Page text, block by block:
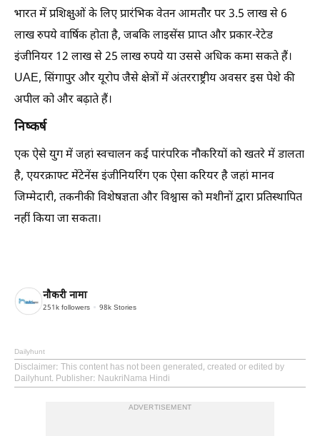
भारत में प्रशिक्षुओं के लिए प्रारंभिक वेतन आमतौर पर 3.5 लाख से 6
लाख रुपये वार्षिक होता है, जबकि लाइसेंस प्राप्त और प्रकार-रेटेड
इंजीनियर 12 लाख से 25 लाख रुपये या उससे अधिक कमा सकते हैं।
UAE, सिंगापुर और यूरोप जैसे क्षेत्रों में अंतरराष्ट्रीय अवसर इस पेशे की
अपील को और बढ़ाते हैं।
निष्कर्ष
एक ऐसे युग में जहां स्वचालन कई पारंपरिक नौकरियों को खतरे में डालता
है, एयरक्राफ्ट मेंटेनेंस इंजीनियरिंग एक ऐसा करियर है जहां मानव
जिम्मेदारी, तकनीकी विशेषज्ञता और विश्वास को मशीनों द्वारा प्रतिस्थापित
नहीं किया जा सकता।
नौकरी नामा
251k followers 98k Stories
Dailyhunt
Disclaimer: This content has not been generated, created or edited by
Dailyhunt. Publisher: NaukriNama Hindi
ADVERTISEMENT